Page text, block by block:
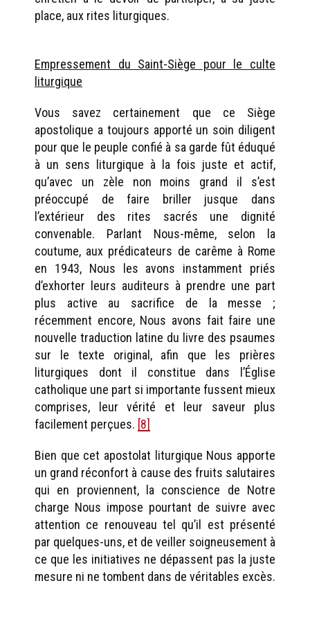
place, aux rites liturgiques.
Empressement du Saint-Siège pour le culte
liturgique
Vous savez certainement que ce Siège
apostolique a toujours apporté un soin diligent
pour que le peuple confié à sa garde fût éduqué
à un sens liturgique à la fois juste et actif,
qu’avec un zèle non moins grand il s’est
préoccupé de faire briller jusque dans
l’extérieur des rites sacrés une dignité
convenable. Parlant Nous-même, selon la
coutume, aux prédicateurs de carême à Rome
en 1943, Nous les avons instamment priés
d’exhorter leurs auditeurs à prendre une part
plus active au sacrifice de la messe ;
récemment encore, Nous avons fait faire une
nouvelle traduction latine du livre des psaumes
sur le texte original, afin que les prières
liturgiques dont il constitue dans l’Église
catholique une part si importante fussent mieux
comprises, leur vérité et leur saveur plus
facilement perçues. [8]
Bien que cet apostolat liturgique Nous apporte
un grand réconfort à cause des fruits salutaires
qui en proviennent, la conscience de Notre
charge Nous impose pourtant de suivre avec
attention ce renouveau tel qu’il est présenté
par quelques-uns, et de veiller soigneusement à
ce que les initiatives ne dépassent pas la juste
mesure ni ne tombent dans de véritables excès.